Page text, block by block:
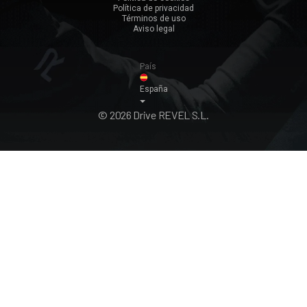
Política de privacidad
Términos de uso
Aviso legal
País
España
© 2026 Drive REVEL S.L.